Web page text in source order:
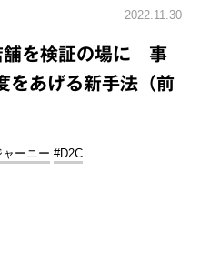
2022.11.30
を検証の場に 事
をあげる新手法（前
ーニー #D2C